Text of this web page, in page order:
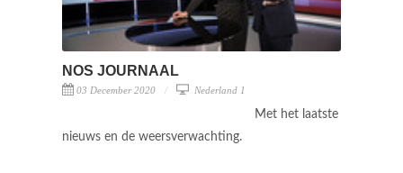
NOS JOURNAAL
03 December 2020 Nederland 1
Met het laatste
nieuws en de weersverwachting.